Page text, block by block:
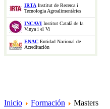
IRTA Institut de Recerca i
Tecnologia Agroalimentàries
INCAVI Institut Català de la
Vinya i el Vi
ENAC Entidad Nacional de
Acreditación
Inicio Formación
Masters